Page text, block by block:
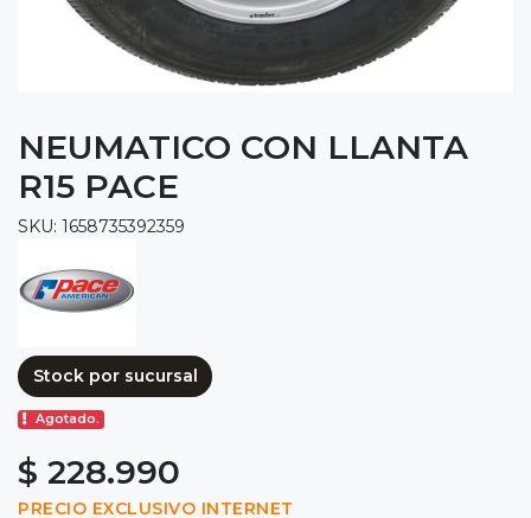
NEUMATICO CON LLANTA
R15 PACE
SKU: 1658735392359
Stock por sucursal
Agotado.
$ 228.990
PRECIO EXCLUSIVO INTERNET